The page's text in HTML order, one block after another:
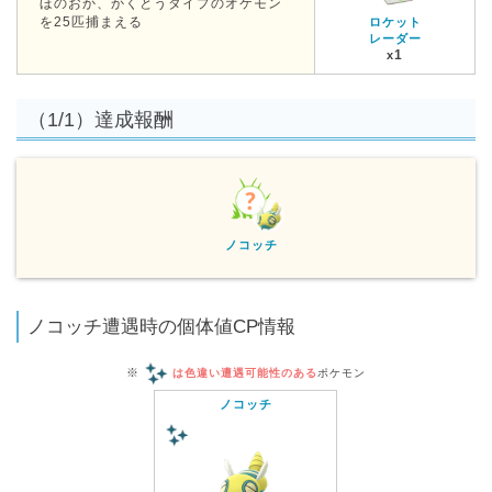
を25匹捕まえる
ロケット
レーダー
x1
（1/1）達成報酬
ノコッチ
ノコッチ遭遇時の個体値CP情報
※ は色違い遭遇可能性のある ポケモン
ノコッチ